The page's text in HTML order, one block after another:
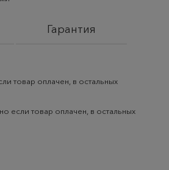
Гарантия
товар оплачен, в остальных
если товар оплачен, в остальных